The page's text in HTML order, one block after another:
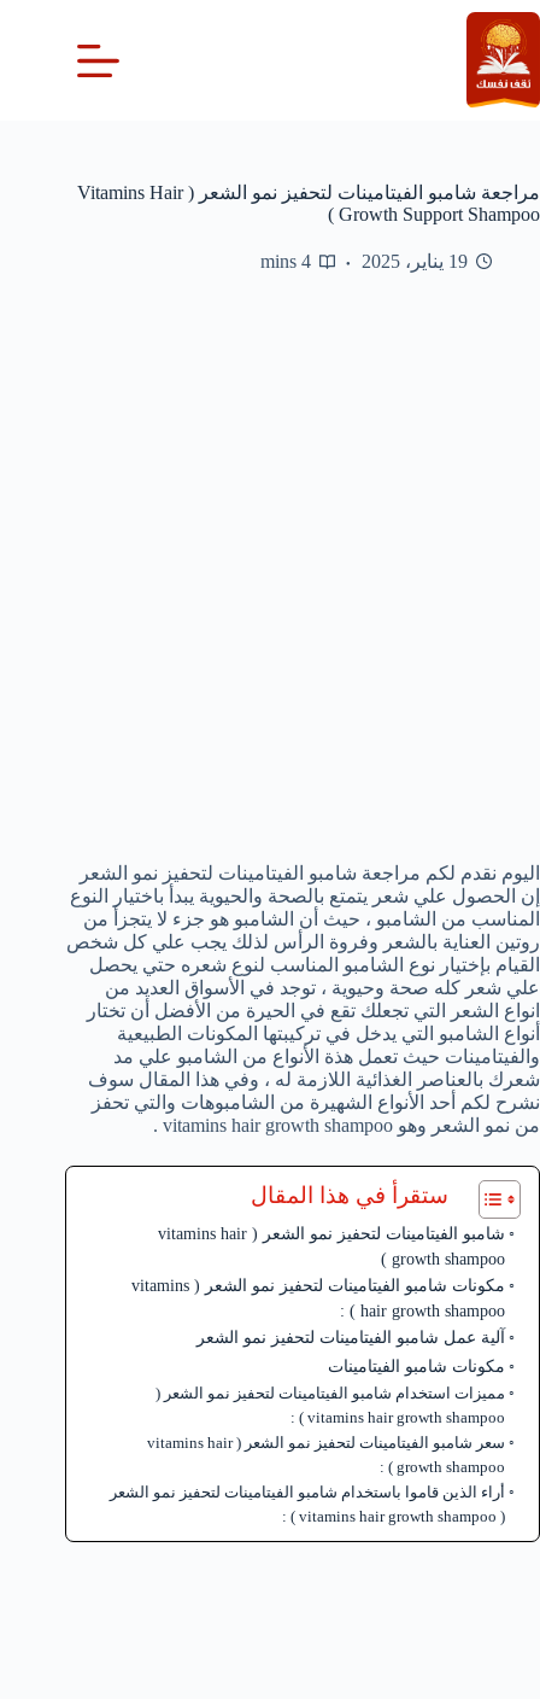
التجاوز
إلى
المحتوى
مراجعة شامبو الفيتامينات لتحفيز نمو الشعر ( Vitamins Hair
Growth Support Shampoo )
19 يناير، 2025 4 mins
اليوم نقدم لكم مراجعة شامبو الفيتامينات لتحفيز نمو الشعر
إن الحصول علي شعر يتمتع بالصحة والحيوية يبدأ باختيار النوع
المناسب من الشامبو ، حيث أن الشامبو هو جزء لا يتجزأ من
روتين العناية بالشعر وفروة الرأس لذلك يجب علي كل شخص
القيام بإختيار نوع الشامبو المناسب لنوع شعره حتي يحصل
علي شعر كله صحة وحيوية ، توجد في الأسواق العديد من
انواع الشعر التي تجعلك تقع في الحيرة من الأفضل أن تختار
أنواع الشامبو التي يدخل في تركيبتها المكونات الطبيعية
والفيتامينات حيث تعمل هذة الأنواع من الشامبو علي مد
شعرك بالعناصر الغذائية اللازمة له ، وفي هذا المقال سوف
نشرح لكم أحد الأنواع الشهيرة من الشامبوهات والتي تحفز
من نمو الشعر وهو vitamins hair growth shampoo .
ستقرأ في هذا المقال
شامبو الفيتامينات لتحفيز نمو الشعر ( vitamins hair
growth shampoo )
مكونات شامبو الفيتامينات لتحفيز نمو الشعر ( vitamins
hair growth shampoo ) :
آلية عمل شامبو الفيتامينات لتحفيز نمو الشعر
مكونات شامبو الفيتامينات
مميزات استخدام شامبو الفيتامينات لتحفيز نمو الشعر (
vitamins hair growth shampoo ) :
سعر شامبو الفيتامينات لتحفيز نمو الشعر ( vitamins hair
growth shampoo ) :
أراء الذين قاموا باستخدام شامبو الفيتامينات لتحفيز نمو الشعر
( vitamins hair growth shampoo ) :